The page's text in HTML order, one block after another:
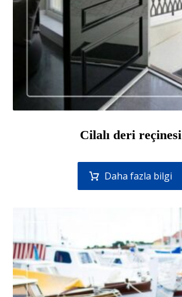
Cilalı deri reçinesi
Daha fazla bilgi